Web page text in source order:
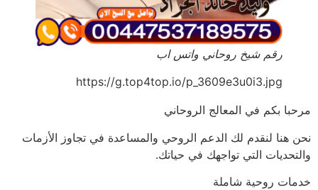
رقم شيخ روحاني واتس اب
https://g.top4top.io/p_3609e3u0i3.jpg
مرحبا بكم في المعالج الروحاني
نحن هنا لنقدم لك الدعم الروحي والمساعدة في تجاوز الأزمات
والتحديات التي تواجهك في حياتك.
خدمات روحية شاملة